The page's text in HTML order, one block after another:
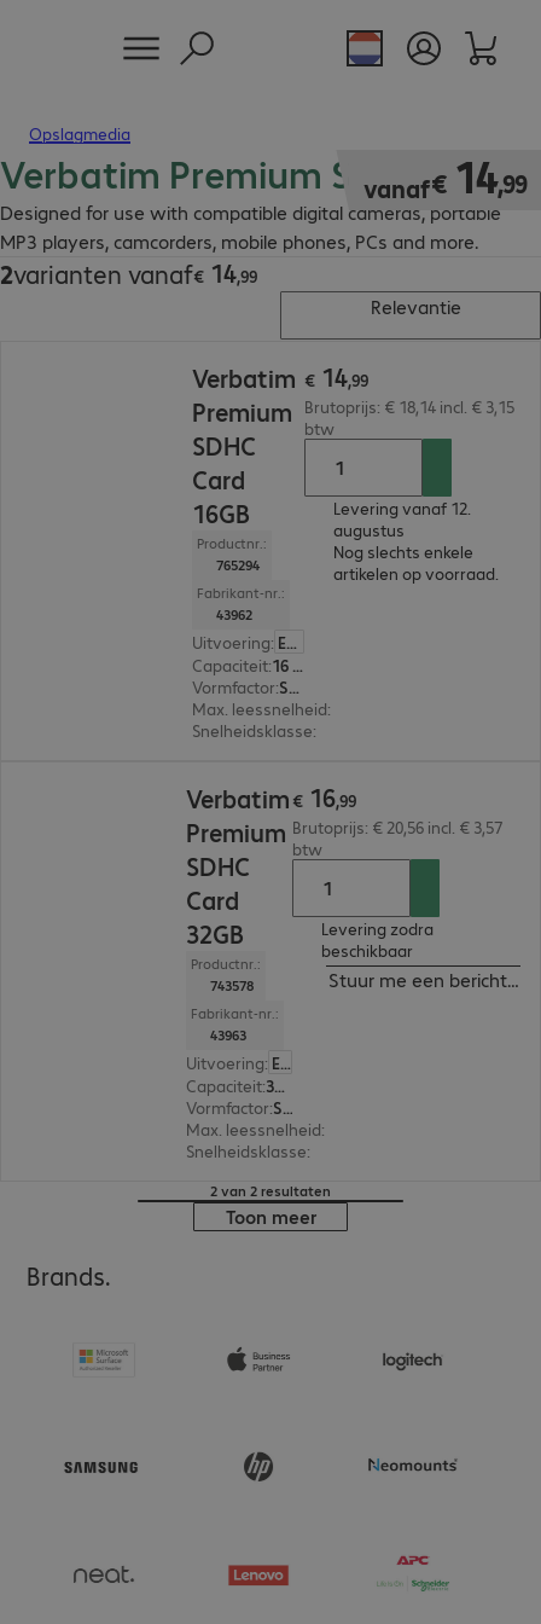
Opslagmedia
Verbatim Premium SD
Designed for use with compatible digital cameras, portable
MP3 players, camcorders, mobile phones, PCs and more.
vanaf€ 14,99
€ 14,99
2varianten vanaf€ 14,99
€ 14,99
Relevantie
Verbatim
Premium
SDHC
Card
16GB
Productnr.:
765294
Fabrikant-nr.:
43962
Uitvoering: Europa
Capaciteit:
16 GB
Vormfactor: SDHC
Max. leessnelheid:
Snelheidsklasse:
€ 14,99
Brutoprijs: € 18,14 incl. € 3,15
btw
Levering vanaf 12.
augustus
Nog slechts enkele
artikelen op voorraad.
Verbatim
Premium
SDHC
Card
32GB
Productnr.:
743578
Fabrikant-nr.:
43963
Uitvoering: Europa
Capaciteit: 32 GB
Vormfactor: SDHC
Max. leessnelheid:
Snelheidsklasse:
€ 16,99
Brutoprijs: € 20,56 incl. € 3,57
btw
Levering zodra
beschikbaar
Stuur me een bericht
2 van 2 resultaten
Toon meer
Brands.